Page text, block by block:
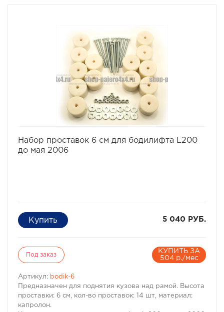
Набор проставок 6 см для бодилифта L200
до мая 2006
5 040 РУБ.
Под заказ
КУПИТЬ ЗА
504 р./мес
Артикул: bodik-6
Предназначен для поднятия кузова над рамой. Высота
проставки: 6 см, кол-во проставок: 14 шт, материал:
капролон.